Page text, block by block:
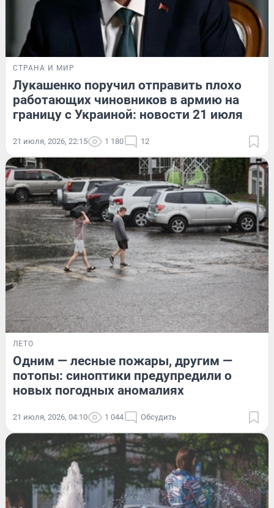
СТРАНА И МИР
Лукашенко поручил отправить плохо
работающих чиновников в армию на
границу с Украиной: новости 21 июля
21 июля, 2026, 22:15 1 180 12
ЛЕТО
Одним — лесные пожары, другим —
потопы: синоптики предупредили о
новых погодных аномалиях
21 июля, 2026, 04:10 1 044 Обсудить